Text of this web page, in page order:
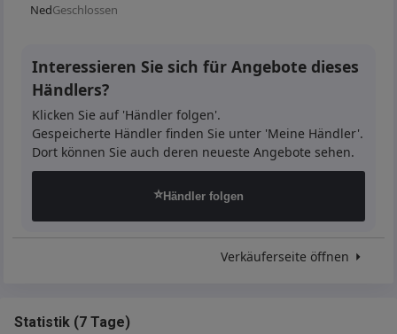
NedGeschlossen
Interessieren Sie sich für Angebote dieses
Händlers?
Klicken Sie auf 'Händler folgen'.
Gespeicherte Händler finden Sie unter 'Meine Händler'.
Dort können Sie auch deren neueste Angebote sehen.
⭐Händler folgen
Verkäuferseite öffnen
Statistik (7 Tage)